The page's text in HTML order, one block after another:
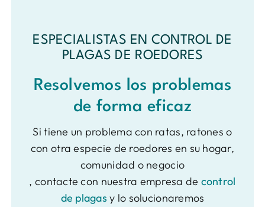
ESPECIALISTAS EN CONTROL DE
PLAGAS DE ROEDORES
Resolvemos los problemas
de forma eficaz
Si tiene un problema con ratas, ratones o
con otra especie de roedores en su hogar,
comunidad o negocio
, contacte con nuestra empresa de control
de plagas y lo solucionaremos